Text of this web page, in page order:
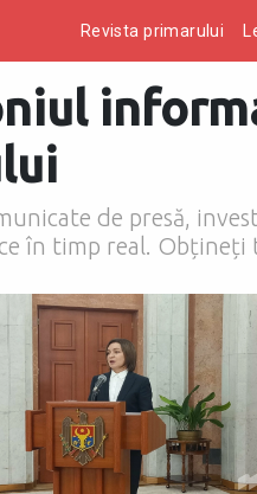
Revista primarului
de presă,
în timp real. Obțineți